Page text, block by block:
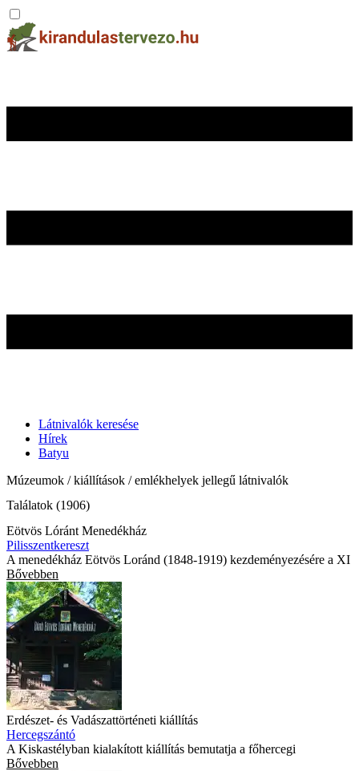
Látnivalók keresése
Hírek
Batyu
Múzeumok / kiállítások / emlékhelyek jellegű látnivalók
Találatok (1906)
Eötvös Lóránt Menedékház
Pilisszentkereszt
A menedékház Eötvös Loránd (1848-1919) kezdeményezésére a XI
Bővebben
Erdészet- és Vadászattörténeti kiállítás
Hercegszántó
A Kiskastélyban kialakított kiállítás bemutatja a főhercegi
Bővebben